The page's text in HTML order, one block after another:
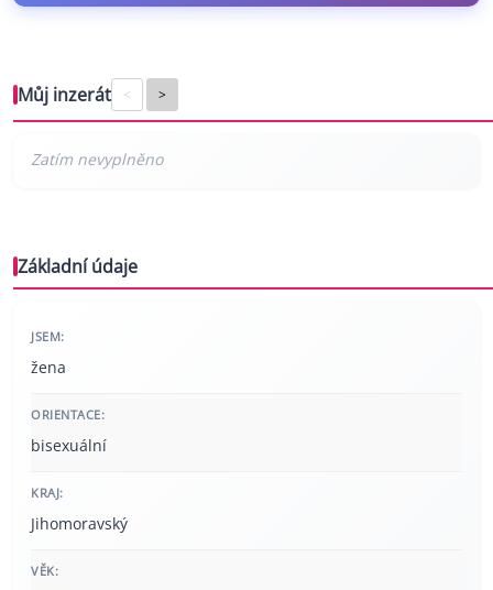
Můj inzerát < >
Základní údaje
JSEM:
žena
ORIENTACE:
bisexuální
KRAJ:
Jihomoravský
VĚK: